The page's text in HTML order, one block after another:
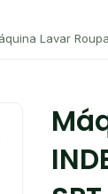
Lavar Roupa